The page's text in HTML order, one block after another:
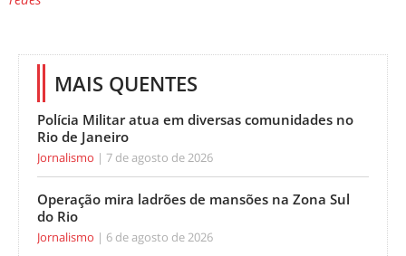
MAIS QUENTES
Polícia Militar atua em diversas comunidades no
Rio de Janeiro
Jornalismo 7 de agosto de 2026
Operação mira ladrões de mansões na Zona Sul
do Rio
Jornalismo 6 de agosto de 2026